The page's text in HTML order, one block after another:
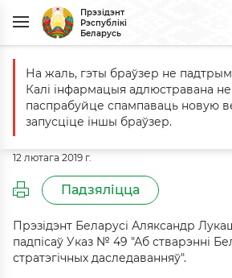
Прэзідэнт
Рэспублікі
Беларусь
Галоўная Падзеі Каментарый да Указа
Каментарый да Указа
лютага 2019 г.
12 лютага 2019 г.
Падзяліцца
Прэзідэнт Беларусі Аляксандр
падпісаў Указ № 49 "Аб стварэнні
стратэгічных даследаванняў".
На жаль, гэты браўзер не
Калі інфармацыя адлюстравана
паспрабуйце спампаваць новую
запусціце іншы браўзер.